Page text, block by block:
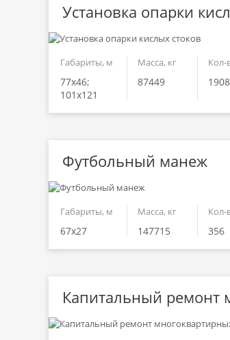
Установка опарки
Габариты, м
77x46;
101x121
Масса, кг
87449
Кол-
1908
Футбольный манеж
Габариты, м
67x27
Масса, кг
147715
Кол-
356
Капитальный ремонт